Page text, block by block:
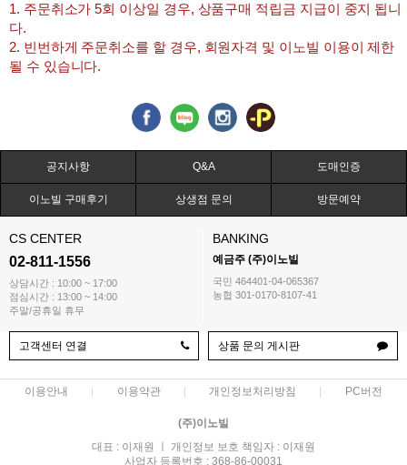
1. 주문취소가 5회 이상일 경우, 상품구매 적립금 지급이 중지 됩니
다.
2. 빈번하게 주문취소를 할 경우, 회원자격 및 이노빌 이용이 제한
될 수 있습니다.
공지사항 Q&A 도매인증
이노빌 구매후기 상생점 문의 방문예약
CS CENTER
02-811-1556
상담시간 : 10:00 ~ 17:00
점심시간 : 13:00 ~ 14:00
주말/공휴일 휴무
BANKING
예금주 (주)이노빌
국민 464401-04-065367
농협 301-0170-8107-41
고객센터 연결 상품 문의 게시판
이용안내 이용약관 개인정보처리방침 PC버전
(주)이노빌
대표 : 이재원 ㅣ 개인정보 보호 책임자 : 이재원
사업자 등록번호 : 368-86-00031